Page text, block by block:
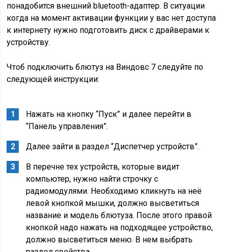
понадобится внешний bluetooth-адаптер. В ситуации
когда на момент активации функции у вас нет доступа
к интернету нужно подготовить диск с драйверами к
устройству.
Чтоб подключить блютуз на Виндовс 7 следуйте по
следующей инструкции:
Нажать на кнопку “Пуск” и далее перейти в
“Панель управления”.
Далее зайти в раздел “Диспетчер устройств”.
В перечне тех устройств, которые видит
компьютер, нужно найти строчку с
радиомодулями. Необходимо кликнуть на неё
левой кнопкой мышки, должно высветиться
название и модель блютуза. После этого правой
кнопкой надо нажать на подходящее устройство,
должно высветиться меню. В нем выбрать